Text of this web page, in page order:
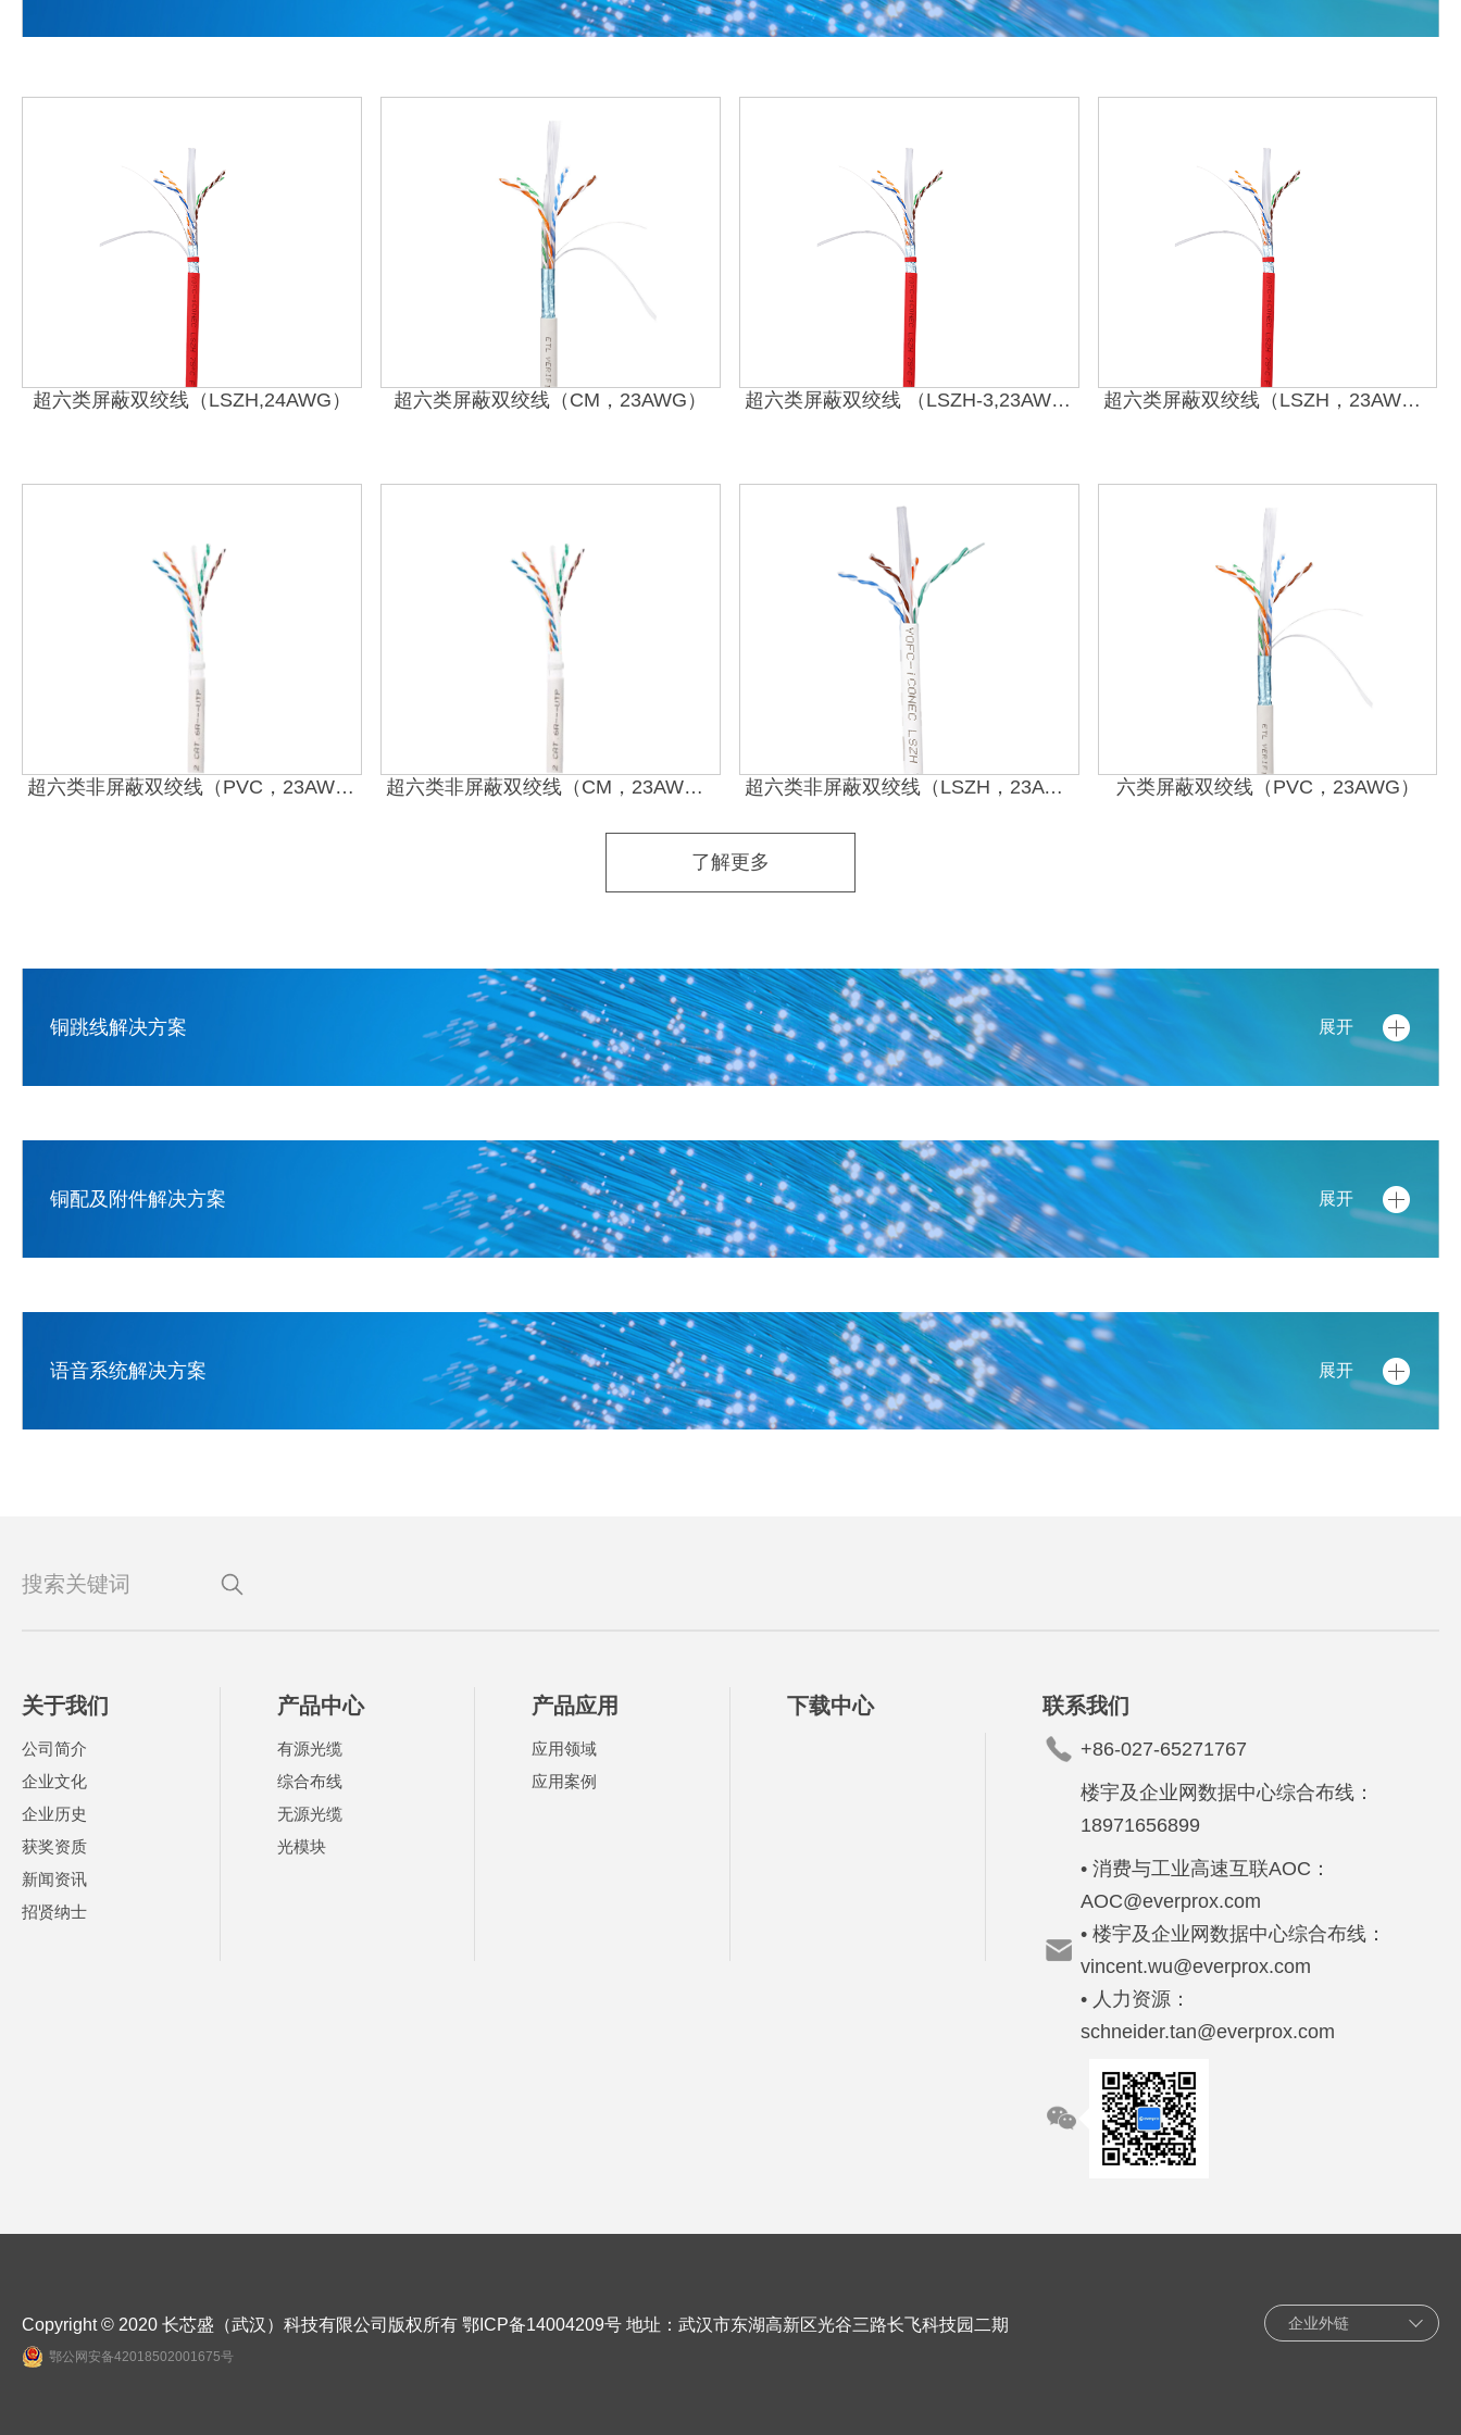
超六类屏蔽双绞线（LSZH,24AWG） 超六类屏蔽双绞线（CM，23AWG） 超六类屏蔽双绞线 （LSZH-3,23AWG） 超六类屏蔽双绞线（LSZH，23AWG）
超六类非屏蔽双绞线（PVC，23AWG） 超六类非屏蔽双绞线（CM，23AWG） 超六类非屏蔽双绞线（LSZH，23AWG） 六类屏蔽双绞线（PVC，23AWG）
了解更多
铜跳线解决方案 展开
铜配及附件解决方案 展开
语音系统解决方案 展开
关于我们
公司简介
企业文化
企业历史
获奖资质
新闻资讯
招贤纳士
产品中心
有源光缆
综合布线
无源光缆
光模块
产品应用
应用领域
应用案例
下载中心 联系我们
+86-027-65271767
楼宇及企业网数据中心综合布线：
18971656899
• 消费与工业高速互联AOC：
AOC@everprox.com
• 楼宇及企业网数据中心综合布线：
vincent.wu@everprox.com
• 人力资源：
schneider.tan@everprox.com
企业外链
Copyright © 2020 长芯盛（武汉）科技有限公司版权所有 鄂ICP备14004209号 地址：武汉市东湖高新区光谷三路长飞科技园二期
鄂公网安备42018502001675号